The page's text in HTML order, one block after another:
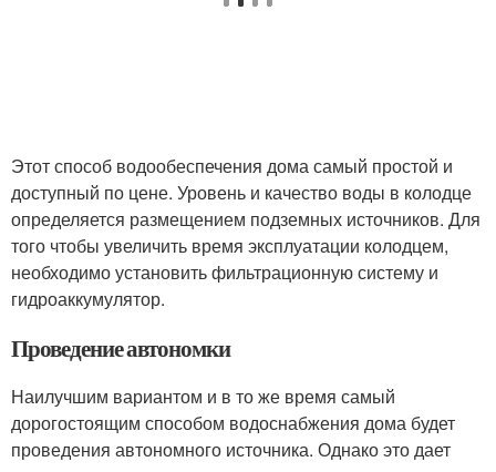
Этот способ водообеспечения дома самый простой и
доступный по цене. Уровень и качество воды в колодце
определяется размещением подземных источников. Для
того чтобы увеличить время эксплуатации колодцем,
необходимо установить фильтрационную систему и
гидроаккумулятор.
Проведение автономки
Наилучшим вариантом и в то же время самый
дорогостоящим способом водоснабжения дома будет
проведения автономного источника. Однако это дает